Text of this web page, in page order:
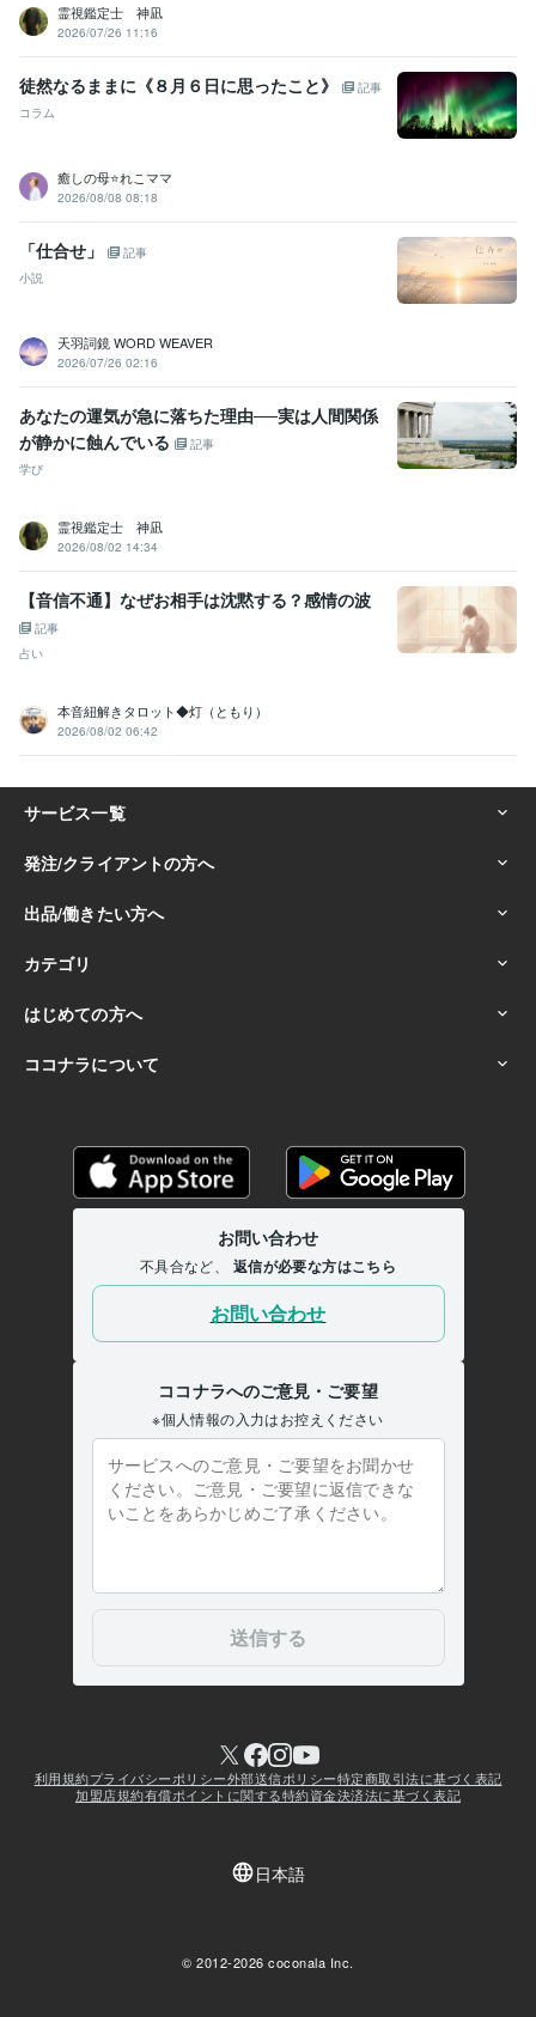
資格・検定
得意分野
デザイン制作 Canva
悩み相談・カウンセリング カウンセリング
霊視鑑定士 神凪
2026/07/26 11:16
徒然なるままに《８月６日に思ったこと》
記事
コラム
癒しの母⭐️れこママ
2026/08/08 08:18
「仕合せ」
記事
小説
天羽詞鏡 WORD WEAVER
2026/07/26 02:16
あなたの運気が急に落ちた理由──実は人間関係
が静かに蝕んでいる
記事
学び
霊視鑑定士 神凪
2026/08/02 14:34
【音信不通】なぜお相手は沈黙する？感情の波
記事
占い
本音紐解きタロット◆灯（ともり）
2026/08/02 06:42